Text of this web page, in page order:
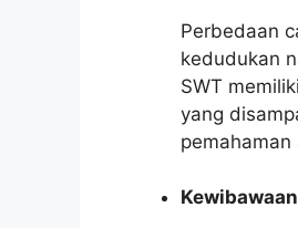
Perbedaan
kedudukan
SWT
yang
Kewibawaan